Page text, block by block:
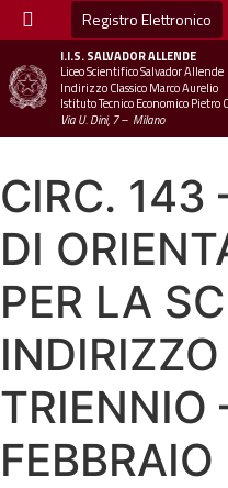
Registro Elettronico
I.I.S.SALVADOR ALLENDE
Liceo Scientifico Salvador Allende
Indirizzo Classico Marco Aurelio
Istituto Tecnico Economico Pietro
Via U. Dini, 7 – Milano
CIRC. 143
DI
PER LA
TRIENNIO